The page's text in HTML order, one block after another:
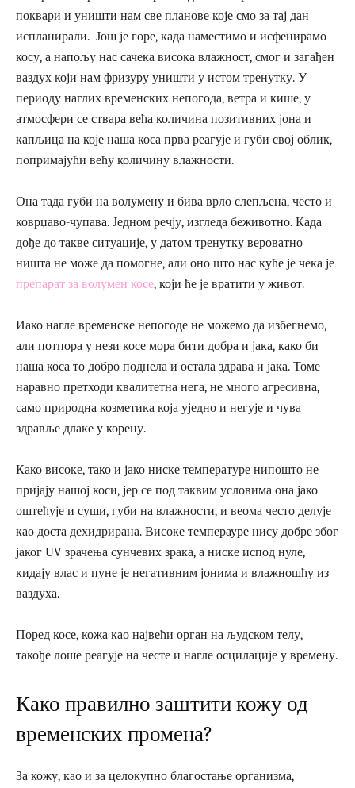
поквари и уништи нам све планове које смо за тај дан
испланирали. Још је горе, када наместимо и исфенирамо
косу, а напољу нас сачека висока влажност, смог и загађен
ваздух који нам фризуру уништи у истом тренутку. У
периоду наглих временских непогода, ветра и кише, у
атмосфери се ствара већа количина позитивних јона и
капљица на које наша коса прва реагује и губи свој облик,
попримајући већу количину влажности.
Она тада губи на волумену и бива врло слепљена, често и
коврџаво-чупава. Једном речју, изгледа беживотно. Када
дође до такве ситуације, у датом тренутку вероватно
ништа не може да помогне, али оно што нас куће је чека је
препарат за волумен косе, који ће је вратити у живот.
Иако нагле временске непогоде не можемо да избегнемо,
али потпора у нези косе мора бити добра и јака, како би
наша коса то добро поднела и остала здрава и јака. Томе
наравно претходи квалитетна нега, не много агресивна,
само природна козметика која уједно и негује и чува
здравље длаке у корену.
Како високе, тако и јако ниске температуре нипошто не
пријају нашој коси, јер се под таквим условима она јако
оштећује и суши, губи на влажности, и веома често делује
као доста дехидрирана. Високе темперауре нису добре због
јаког UV зрачења сунчевих зрака, а ниске испод нуле,
кидају влас и пуне је негативним јонима и влажношћу из
ваздуха.
Поред косе, кожа као највећи орган на људском телу,
такође лоше реагује на честе и нагле осцилације у времену.
Како правилно заштити кожу од
временских промена?
За кожу, као и за целокупно благостање организма,